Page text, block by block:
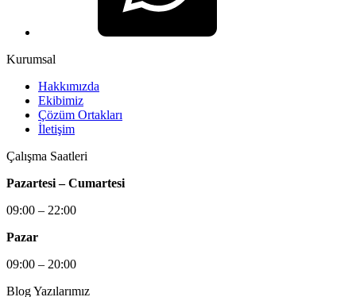
Kurumsal
Hakkımızda
Ekibimiz
Çözüm Ortakları
İletişim
Çalışma Saatleri
Pazartesi – Cumartesi
09:00 – 22:00
Pazar
09:00 – 20:00
Blog Yazılarımız